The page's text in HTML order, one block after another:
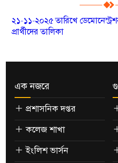
২১-১১-২০২৫ তারিখে
প্রার্থীদের তালিকা
এক নজরে
প্রশাসনিক দপ্তর
কলেজ শাখা
ইংলিশ ভার্সন